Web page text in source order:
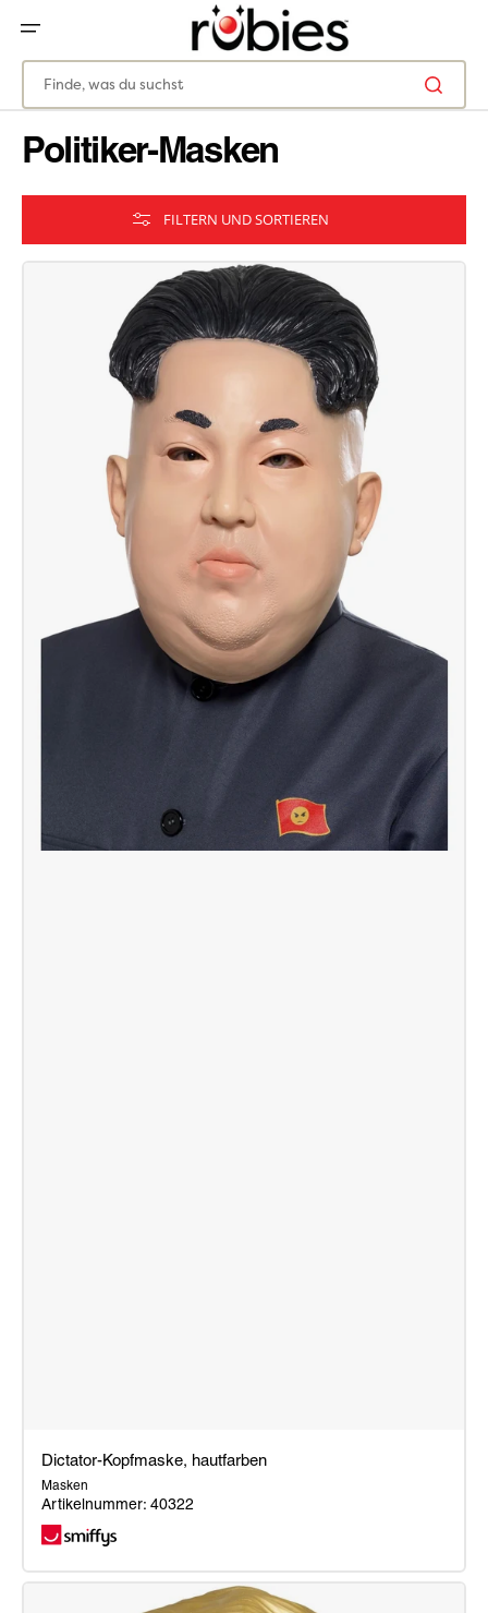
INHALT
SPRINGEN
Finde, was du suchst
Politiker-Masken
FILTERN UND SORTIEREN
Dictator-
Dictator-Kopfmaske, hautfarben
Masken
Artikelnummer: 40322